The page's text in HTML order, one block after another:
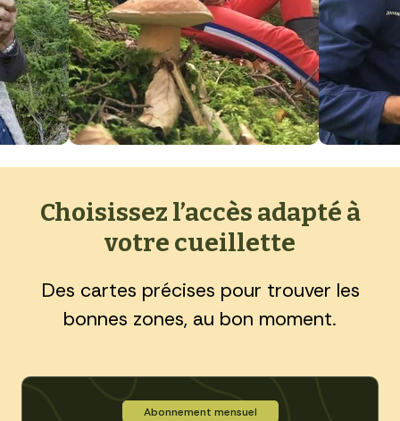
Choisissez l’accès adapté à
votre cueillette
Des cartes précises pour trouver les
bonnes zones, au bon moment.
Abonnement mensuel